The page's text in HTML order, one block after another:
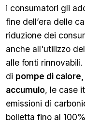
i consumatori gli
fine dell’era delle
riduzione dei
anche all'utilizzo
alle fonti
di pompe di
accumulo, le case
emissioni di
bolletta fino al